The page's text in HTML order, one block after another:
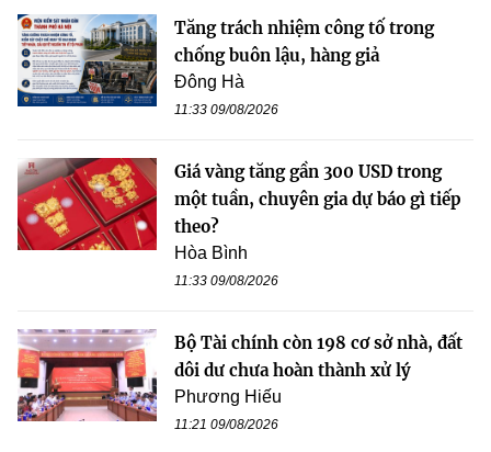
Tăng trách nhiệm công tố trong
chống buôn lậu, hàng giả
Đông Hà
11:33 09/08/2026
Giá vàng tăng gần 300 USD trong
một tuần, chuyên gia dự báo gì tiếp
theo?
Hòa Bình
11:33 09/08/2026
Bộ Tài chính còn 198 cơ sở nhà, đất
dôi dư chưa hoàn thành xử lý
Phương Hiếu
11:21 09/08/2026